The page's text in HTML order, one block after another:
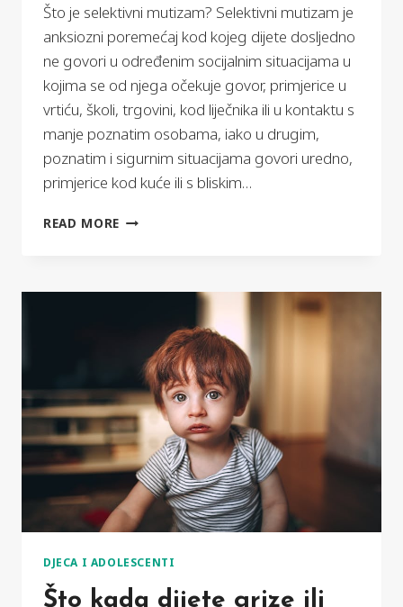
Što je selektivni mutizam? Selektivni mutizam je
anksiozni poremećaj kod kojeg dijete dosljedno
ne govori u određenim socijalnim situacijama u
kojima se od njega očekuje govor, primjerice u
vrtiću, školi, trgovini, kod liječnika ili u kontaktu s
manje poznatim osobama, iako u drugim,
poznatim i sigurnim situacijama govori uredno,
primjerice kod kuće ili s bliskim…
READ MORE KAKO
DJETETU
SELEKTIVNIM
MUTIZMOM?
DJECA I ADOLESCENTI
Što kada dijete grize ili